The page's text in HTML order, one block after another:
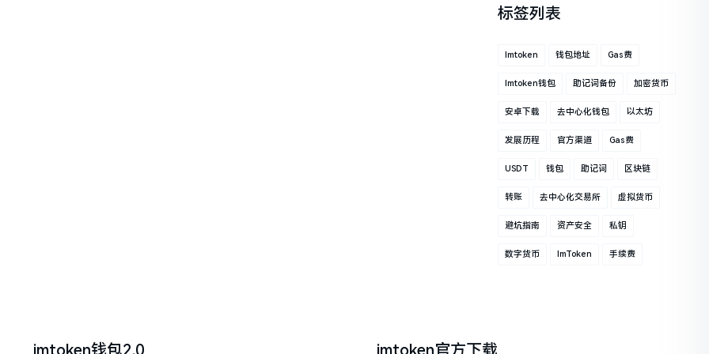
标签列表
Imtoken 钱包地址 Gas费
Imtoken钱包 助记词备份 加密货币
安卓下载 去中心化钱包 以太坊
发展历程 官方渠道 Gas费
USDT 钱包 助记词 区块链
转账 去中心化交易所 虚拟货币
避坑指南 资产安全 私钥
数字货币 ImToken 手续费